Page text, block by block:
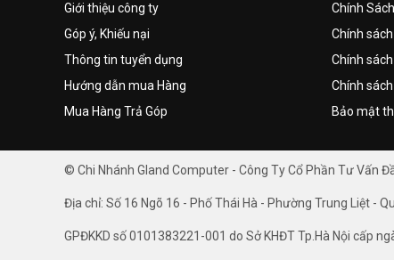
Giới thiệu công ty
Góp ý, Khiếu nại
Thông tin tuyển dụng
Hướng dẫn mua Hàng
Mua Hàng Trả Góp
Chính
Chính
Chính
Chính
Bảo mật
© Chi Nhánh Gland Computer - Công Ty Cổ Phần Tư Vấn
Địa chỉ: Số 16 Ngõ 16 - Phố Thái Hà - Phường Trung Liệt -
GPĐKKD số 0101383221-001 do Sở KHĐT Tp.Hà Nội cấp